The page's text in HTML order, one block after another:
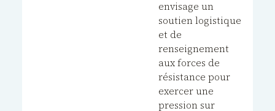
envisage un
soutien logistique
et de
renseignement
aux forces de
résistance pour
exercer une
pression sur